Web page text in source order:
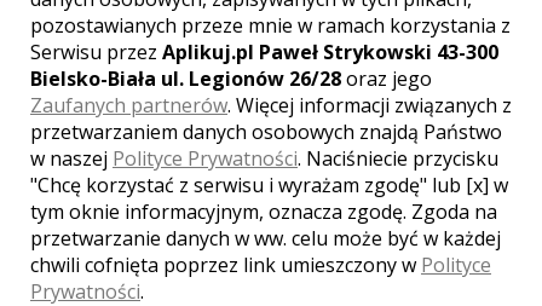
Iwona i Łukasz - kamerzysta
Zielona Góra
pozostawianych przeze mnie w ramach korzystania z
Serwisu przez Aplikuj.pl Paweł Strykowski 43-300
Bielsko-Biała ul. Legionów 26/28oraz jego
Zaufanych partnerów. Więcej informacji związanych z
przetwarzaniem danych osobowych znajdą Państwo
w naszej Polityce Prywatności. Naciśniecie przycisku
"Chcę korzystać z serwisu i wyrażam zgodę" lub [x] w
tym oknie informacyjnym, oznacza zgodę. Zgoda na
przetwarzanie danych w ww. celu może być w każdej
chwili cofnięta poprzez link umieszczony w Polityce
Prywatności.